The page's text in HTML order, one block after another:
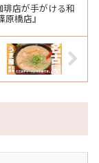
琲店が手がける和
橋店』